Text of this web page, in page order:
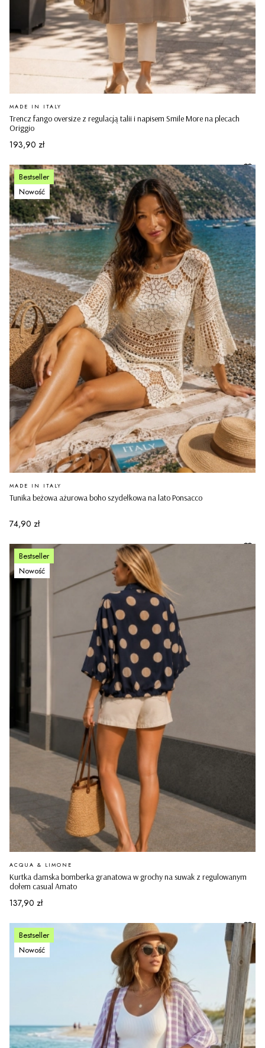
Trencz fango oversize z regulacją talii i napisem Smile More na plecach
Origgio
PRODUCENT
MADE IN ITALY
Cena
193,90 zł
Bestseller
Nowość
Tunika beżowa ażurowa boho szydełkowa na lato Ponsacco
PRODUCENT
MADE IN ITALY
Cena
74,90 zł
Bestseller
Nowość
Kurtka damska bomberka granatowa w grochy na suwak z regulowanym
dołem casual Amato
PRODUCENT
ACQUA & LIMONE
Cena
137,90 zł
Bestseller
Nowość